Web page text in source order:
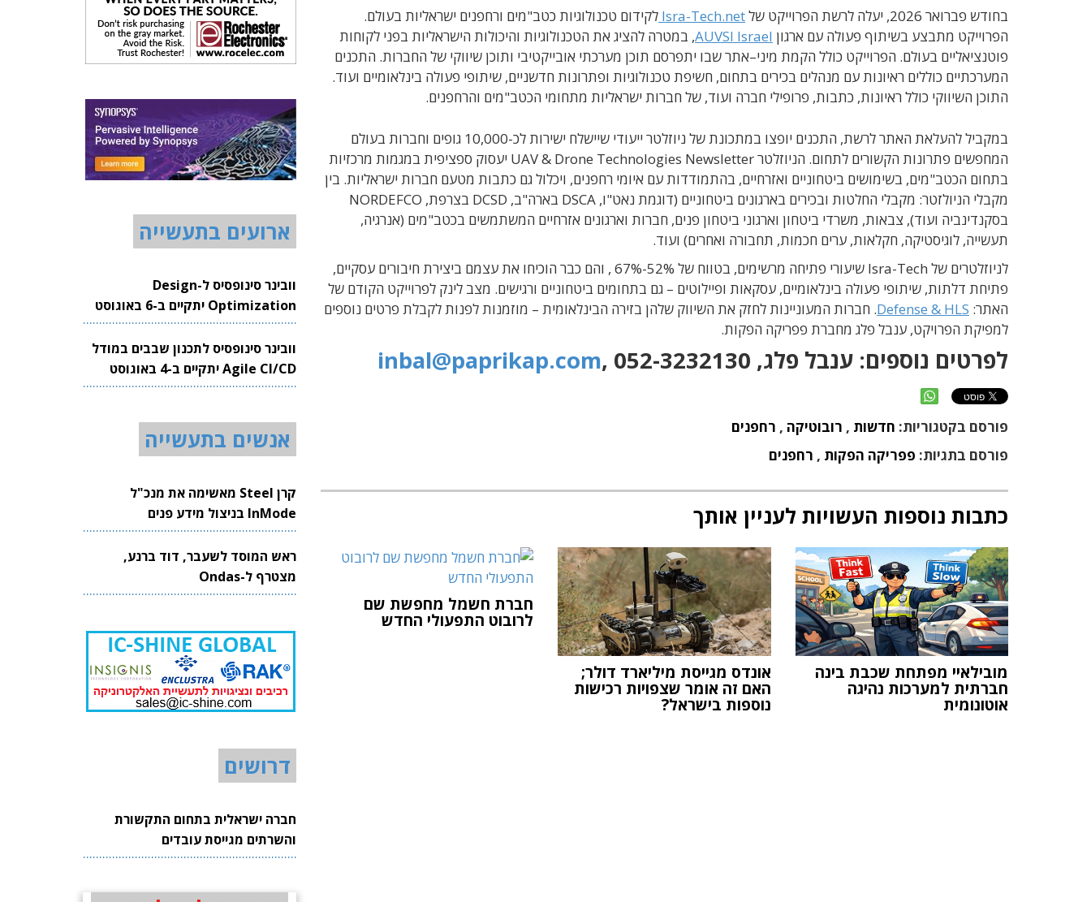
בחודש פברואר 2026, יעלה לרשת הפרוייקט שלIsra-Tech.net לקידום טכנולוגיות כטב"מים ורחפנים ישראליות בעולם.
הפרוייקט מתבצע בשיתוף פעולה עם ארגון AUVSI Israel
, במטרה להציג את הטכנולוגיות והיכולות הישראליות בפני לקוחות
פוטנציאליים בעולם. הפרוייקט כולל הקמת מיני–אתר שבו יתפרסם תוכן מערכתי אובייקטיבי ותוכן שיווקי של החברות. התכנים
המערכתיים כוללים ראיונות עם מנהלים בכירים בתחום, חשיפת טכנולוגיות ופתרונות חדשניים, שיתופי פעולה בינלאומיים ועוד.
התוכן השיווקי כולל ראיונות, כתבות, פרופילי חברה ועוד, של חברות ישראליות מתחומי הכטב"מים והרחפנים.
במקביל להעלאת האתר לרשת, התכנים יופצו במתכונת של ניוזלטר ייעודי שיישלח ישירות לכ-10,000
גופים וחברות בעולם
המחפשים פתרונות הקשורים לתחום. הניוזלטרUAV & Drone Technologies Newsletter יעסוק ספציפית במגמות מרכזיות
בתחום הכטב"מים, בשימושים ביטחוניים ואזרחיים, בהתמודדות עם איומי רחפנים, ויכלול גם כתבות מטעם חברות ישראליות. בין
מקבלי הניולזטר: מקבלי החלטות ובכירים בארגונים ביטחוניים (דוגמת נאט"ו, DSCA בארה"ב, DCSD בצרפת, NORDEFCO
בסקנדינביה ועוד), צבאות, משרדי ביטחון וארגוני ביטחון פנים, חברות וארגונים אזרחיים המשתמשים בכטב"מים (אנרגיה,
תעשייה, לוגיסטיקה, חקלאות, ערים חכמות, תחבורה ואחרים) ועוד.
לניוזלטרים של Isra-Tech שיעורי פתיחה מרשימים, בטווח של 52%-67% , והם כבר הוכיחו את עצמם ביצירת חיבורים עסקיים,
פתיחת דלתות, שיתופי פעולה בינלאומיים, עסקאות ופיילוטים – גם בתחומים ביטחוניים ורגישים. מצב לינק לפרוייקט הקודם של
האתר:
Defense & HLS
. חברות המעוניינות לחזק את השיווק שלהן בזירה הבינלאומית – מוזמנות לפנות לקבלת פרטים נוספים
למפיקת הפרויקט, ענבל פלג מחברת פפריקה הפקות.
לפרטים נוספים: ענבל פלג,
inbal@paprikap.com, 052-3232130
פורסם בקטגוריות: חדשות , רובוטיקה , רחפנים
פורסם בתגיות: פפריקה הפקות , רחפנים
כתבות נוספות העשויות לעניין אותך
מובילאיי מפתחת שכבת בינה
חברתית למערכות נהיגה
אוטונומית
אונדס מגייסת מיליארד דולר;
האם זה אומר שצפויות רכישות
נוספות בישראל?
חברת חשמל מחפשת שם
לרובוט התפעולי החדש
ארועים בתעשייה
וובינר סינופסיס ל-Design
Optimization יתקיים ב-6 באוגוסט
2026
וובינר סינופסיס לתכנון שבבים במודל
Agile CI/CD יתקיים ב-4 באוגוסט
2026
אנשים בתעשייה
קרן Steel מאשימה את מנכ"ל
InMode בניצול מידע פנים
ראש המוסד לשעבר, דוד ברנע,
מצטרף ל-Ondas
דרושים
חברה ישראלית בתחום התקשורת
והשרתים מגייסת עובדים